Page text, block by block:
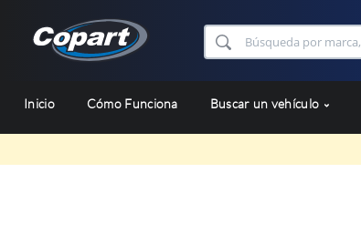
Inicio Cómo Funciona Buscar un vehículo